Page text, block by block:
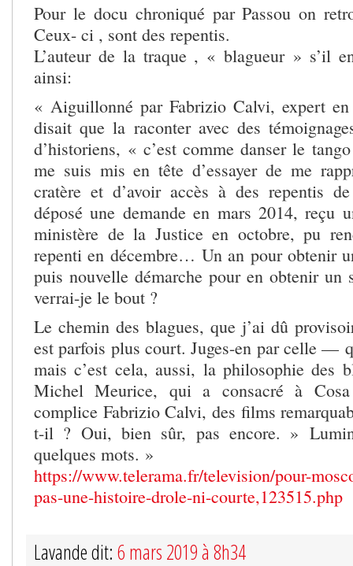
Pour le docu chroniqué par Passou on
Ceux- ci , sont des repentis.
L’auteur de la traque , « blagueur » s’il
ainsi:
« Aiguillonné par Fabrizio Calvi, expert
disait que la raconter avec des
d’historiens, « c’est comme danser le
me suis mis en tête d’essayer de me
cratère et d’avoir accès à des repentis
déposé une demande en mars 2014, reçu
ministère de la Justice en octobre, pu
repenti en décembre… Un an pour obtenir
puis nouvelle démarche pour en obtenir
verrai-je le bout ?
Le chemin des blagues, que j’ai dû
est parfois plus court. Juges-en par celle —
mais c’est cela, aussi, la philosophie des
Michel Meurice, qui a consacré à
complice Fabrizio Calvi, des films
t-il ? Oui, bien sûr, pas encore. »
quelques mots. »
https://www.telerama.fr/television/pour-
pas-une-histoire-drole-ni-courte,123515.php
Lavande dit: 6 mars 2019 à 8h34